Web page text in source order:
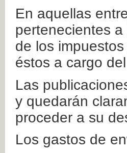
En aquellas
pertenecientes
de los
éstos a cargo
Las
y quedarán
proceder a su
Los gastos de